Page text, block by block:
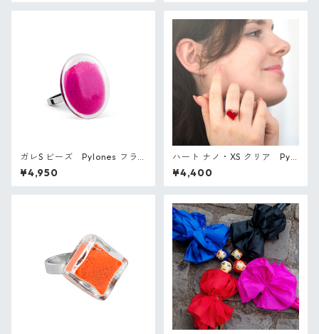
ガレS ビーズ Pylones フラ
ンス ガラスのリング
¥4,950
ハート ナノ・XS クリア Pylo
nes フランス ガラスのリング
¥4,400